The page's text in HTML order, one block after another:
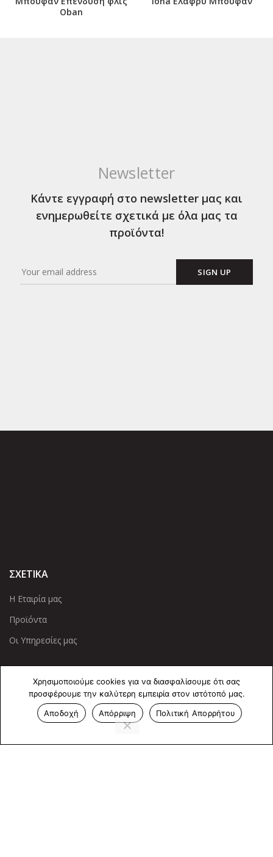
Oban
Newsletter
Κάντε εγγραφή στο newsletter μας και
ενημερωθείτε σχετικά με όλα μας τα
προϊόντα!
ΣΧΕΤΙΚΑ
Η Εταιρία μας
Προϊόντα
Οι Υπηρεσίες μας
Πολιτική Απορρήτου
Cookies
Χρησιμοποιούμε cookies για να διασφαλίσουμε ότι σας
προσφέρουμε την καλύτερη εμπειρία στον ιστότοπό μας.
Αποδοχή
Απόρριψη Πολιτική Απορρήτου